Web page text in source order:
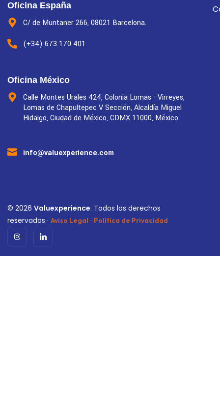
Oficina España
C/ de Muntaner 266, 08021 Barcelona.
(+34) 673 170 401
Oficina México
Calle Montes Urales 424, Colonia Lomas - Virreyes,
Lomas de Chapultepec V Sección, Alcaldía Miguel
Hidalgo, Ciudad de México, CDMX 11000, México
info@valuexperience.com
© 2026 Valuexperience. Todos los derechos
reservados · Aviso Legal · Política de Privacidad